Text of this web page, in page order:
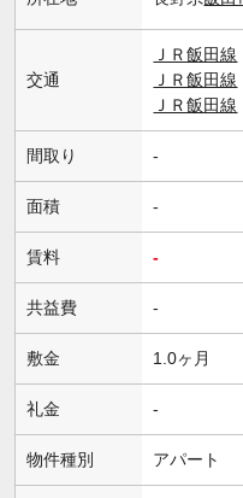
交通
ＪＲ飯田線
ＪＲ飯田線
ＪＲ飯田線
間取り -
面積 -
賃料 -
共益費 -
敷金 1.0ヶ月
礼金 -
物件種別 アパート